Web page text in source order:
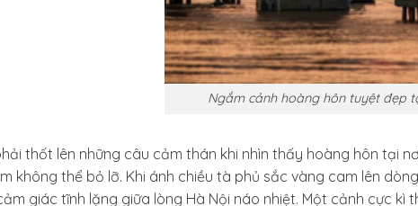
Ngắm cảnh hoàng hôn tuyệt đẹp
thốt lên những câu cảm thán khi nhìn thấy hoàng hôn tại
không thể bỏ lỡ. Khi ánh chiều tà phủ sắc vàng cam lên
giác tĩnh lặng giữa lòng Hà Nội náo nhiệt. Một cảnh cực kì